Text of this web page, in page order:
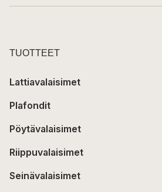
TUOTTEET
Lattiavalaisimet
Plafondit
Pöytävalaisimet
Riippuvalaisimet
Seinävalaisimet